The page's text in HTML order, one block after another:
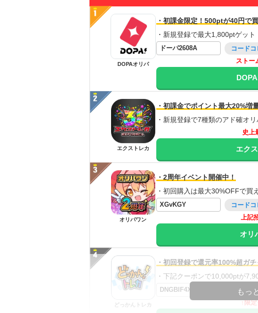
DOPAオリパ
・初課金限定！500ptが40円で
・新規登録で最大1,800ptゲット
ドーパ2608A
コード
ストー
エクストレカ
・初課金でポイント最大20%増
・新規登録で7種類のアド確オリ
史上
エク
オリパワン
・2周年イベント開催中！
・初回購入は最大30%OFFで買
XGvKGY
コード
上記
オリ
どっかんトレカ
・初回登録で還元率100%超ガチ
・下記クーポンで10,000ptが
DNGBIF4X
コードコ
↑限定
もっ